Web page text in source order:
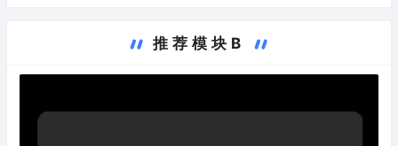
推荐模块B